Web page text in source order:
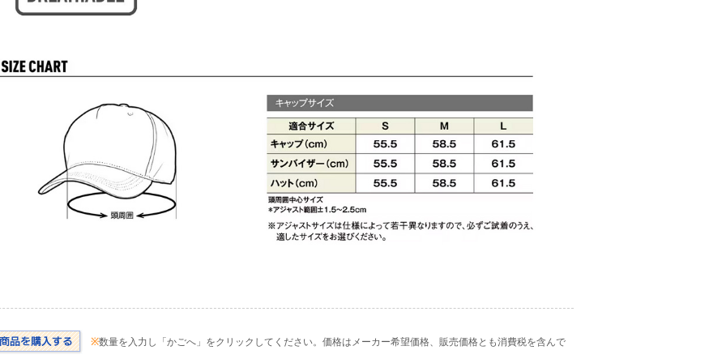
※数量を入力し「かごへ」をクリックしてください。価格はメーカー希望価格、販売価格とも消費税を含んで